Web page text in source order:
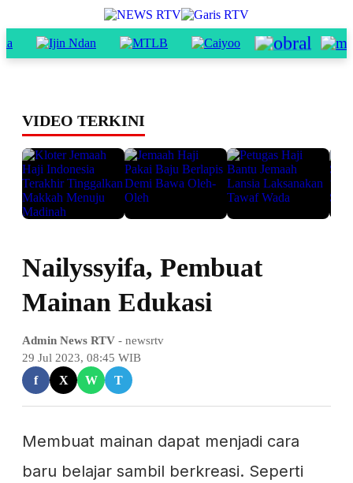
VIDEO TERKINI
Nailyssyifa, Pembuat
Mainan Edukasi
Admin News RTV - newsrtv
29 Jul 2023, 08:45 WIB
f X W T
Membuat mainan dapat menjadi cara
baru belajar sambil berkreasi. Seperti